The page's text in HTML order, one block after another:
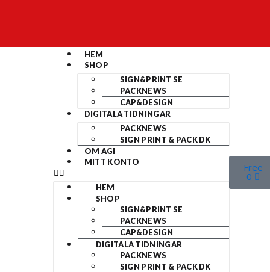
HEM
SHOP
SIGN&PRINT SE
PACKNEWS
CAP&DESIGN
DIGITALA TIDNINGAR
PACKNEWS
SIGN PRINT & PACK DK
OM AGI
MITT KONTO
HEM
SHOP
SIGN&PRINT SE
PACKNEWS
CAP&DESIGN
DIGITALA TIDNINGAR
PACKNEWS
SIGN PRINT & PACK DK
Free
0